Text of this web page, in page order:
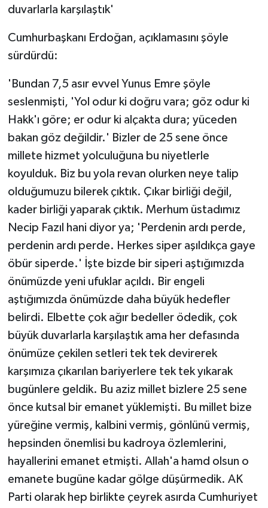
duvarlarla karşılaştık'
Cumhurbaşkanı Erdoğan, açıklamasını şöyle
sürdürdü:
'Bundan 7,5 asır evvel Yunus Emre şöyle
seslenmişti, 'Yol odur ki doğru vara; göz odur ki
Hakk'ı göre; er odur ki alçakta dura; yüceden
bakan göz değildir.' Bizler de 25 sene önce
millete hizmet yolculuğuna bu niyetlerle
koyulduk. Biz bu yola revan olurken neye talip
olduğumuzu bilerek çıktık. Çıkar birliği değil,
kader birliği yaparak çıktık. Merhum üstadımız
Necip Fazıl hani diyor ya; 'Perdenin ardı perde,
perdenin ardı perde. Herkes siper aşıldıkça gaye
öbür siperde.' İşte bizde bir siperi aştığımızda
önümüzde yeni ufuklar açıldı. Bir engeli
aştığımızda önümüzde daha büyük hedefler
belirdi. Elbette çok ağır bedeller ödedik, çok
büyük duvarlarla karşılaştık ama her defasında
önümüze çekilen setleri tek tek devirerek
karşımıza çıkarılan bariyerlere tek tek yıkarak
bugünlere geldik. Bu aziz millet bizlere 25 sene
önce kutsal bir emanet yüklemişti. Bu millet bize
yüreğine vermiş, kalbini vermiş, gönlünü vermiş,
hepsinden önemlisi bu kadroya özlemlerini,
hayallerini emanet etmişti. Allah'a hamd olsun o
emanete bugüne kadar gölge düşürmedik. AK
Parti olarak hep birlikte çeyrek asırda Cumhuriyet